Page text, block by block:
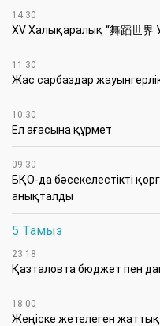
14:30
XV Халықаралық “舞蹈世
11:30
Жас сарбаздар жауынгерлік
10:30
Ел ағасына құрмет
09:30
БҚО-да бәсекелестікті
анықталды
5 Тамыз
23:18
Қазталовта бюджет пен
18:00
Жеңіске жетелеген